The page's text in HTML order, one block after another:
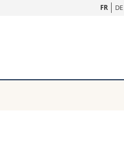
Chercheurs
FR DE